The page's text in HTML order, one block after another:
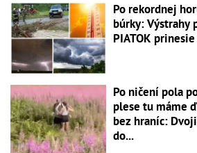
Po rekordnej
búrky: Výstrahy
PIATOK
Po ničení pola
plese tu máme
bez hraníc:
do...